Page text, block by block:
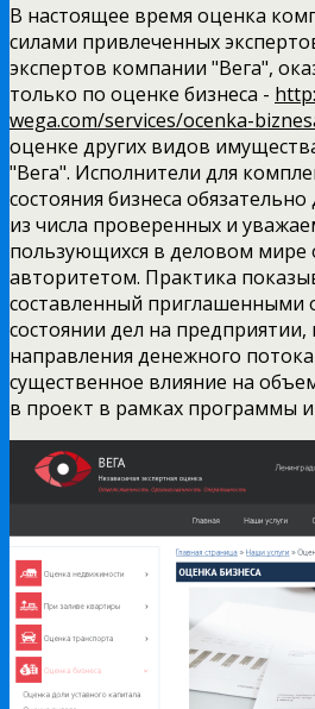
В настоящее время оценка
силами привлеченных
экспертов компании "Вега",
только по оценке бизнеса -
wega.com/services/ocenka-
оценке других видов
"Вега". Исполнители для
состояния бизнеса
из числа проверенных и
пользующихся в деловом
авторитетом. Практика
составленный приглашенными
состоянии дел на предприятии,
направления денежного
существенное влияние на
в проект в рамках программы